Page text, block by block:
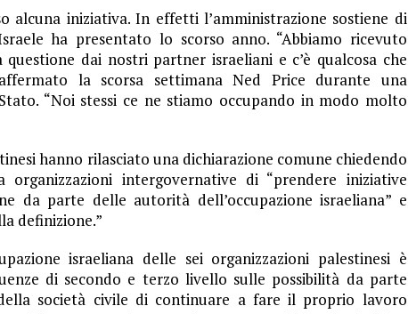
alcuna iniziativa. In effetti l’amministrazione sostiene di
ha presentato lo scorso anno. “Abbiamo ricevuto
dai nostri partner israeliani e c’è qualcosa che
la scorsa settimana Ned Price durante una
“Noi stessi ce ne stiamo occupando in modo molto
hanno rilasciato una dichiarazione comune chiedendo
intergovernative di “prendere iniziative
da parte delle autorità dell’occupazione israeliana” e
definizione.”
israeliana delle sei organizzazioni palestinesi è
di secondo e terzo livello sulle possibilità da parte
società civile di continuare a fare il proprio lavoro